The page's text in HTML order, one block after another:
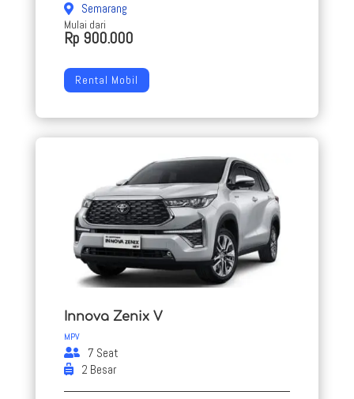
Semarang
Mulai dari
Rp 900.000
Rental Mobil
Innova Zenix V
MPV
7 Seat
2 Besar